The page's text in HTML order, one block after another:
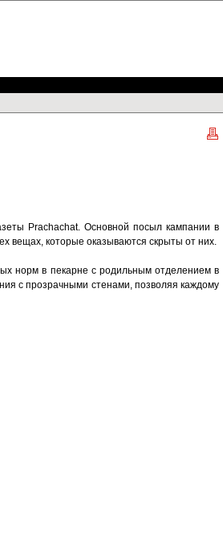
Prachachat. Основной посыл кампании в
вещах, которые оказываются скрыты от них.
норм в пекарне с родильным отделением в
с прозрачными стенами, позволяя каждому